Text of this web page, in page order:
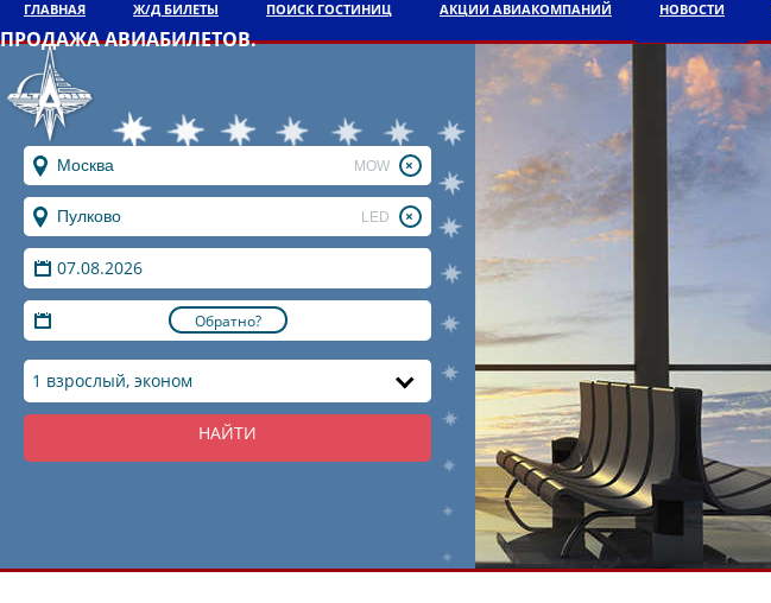
ГЛАВНАЯ Ж/Д БИЛЕТЫ ПОИСК ГОСТИНИЦ АКЦИИ АВИАКОМПАНИЙ НОВОСТИ
ПРОДАЖА АВИАБИЛЕТОВ.
MOW
LED
Обратно?
1 взрослый, эконом
НАЙТИ